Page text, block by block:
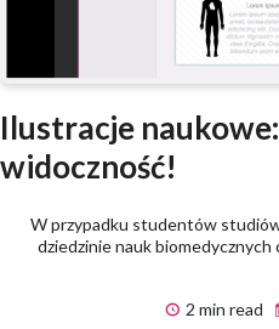
Ilustracje
widoczność!
W przypadku studentów
dziedzinie nauk biomedycznych
2 min read